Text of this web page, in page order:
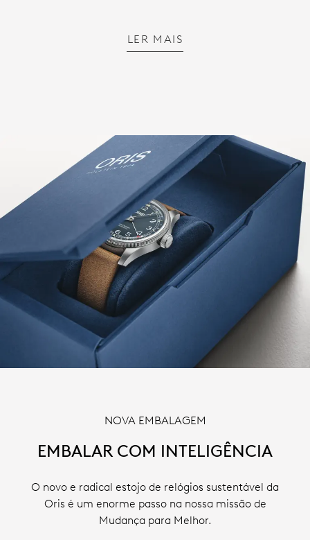
LER MAIS
NOVA EMBALAGEM
EMBALAR COM INTELIGÊNCIA
O novo e radical estojo de relógios sustentável da
Oris é um enorme passo na nossa missão de
Mudança para Melhor.